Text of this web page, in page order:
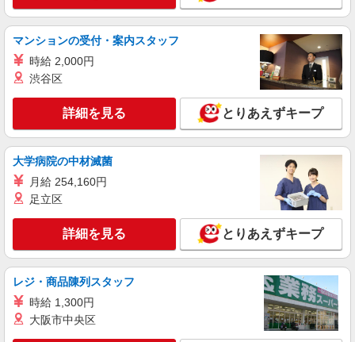
株式会社kotrio /●YK-S-2023789
本厚木駅≫高級シニアマンションの看護師▼居
室の巡回等
時給2400円〜＜交通費全額支給(ガソリン代含
厚木市 あさひ公園の近く
キープ 詳細を見る
株式会社kotrio /●YK-H-1526331
本厚木駅⇒病院内の補助STAFF▼医療器具の
洗浄、車いす誘導など
時給1600円〜2250円 ◆日払い/週払いOK/交
通費全支給（ガソリン代含む）◆
厚木市
キープ 詳細を見る
マンションの受付・案内スタッフ
時給 2,000円
渋谷区
詳細を見る とりあえずキープ
大学病院の中材滅菌
月給 254,160円
足立区
詳細を見る とりあえずキープ
レジ・商品陳列スタッフ
時給 1,300円
大阪市中央区